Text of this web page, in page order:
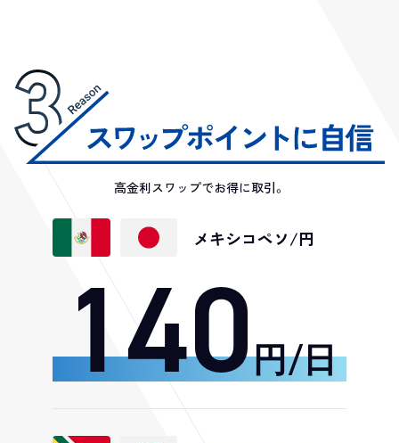
高金利スワップでお得に取引。
メキシコペソ/円
140円/日